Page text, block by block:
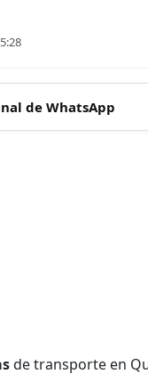
de WhatsApp
de transporte en